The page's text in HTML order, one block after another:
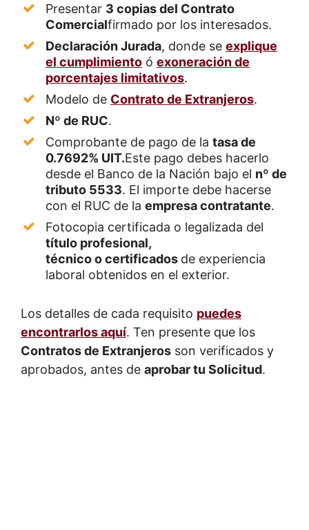
Presentar 3 copias del Contrato
Comercialfirmado por los interesados.
Declaración Jurada, donde se explique
el cumplimiento ó exoneración de
porcentajes limitativos.
Modelo de Contrato de Extranjeros.
Nº de RUC.
Comprobante de pago de la tasa de
0.7692% UIT.Este pago debes hacerlo
desde el Banco de la Nación bajo el nº de
tributo 5533. El importe debe hacerse
con el RUC de la empresa contratante.
Fotocopia certificada o legalizada del
título profesional,
técnico o certificados de experiencia
laboral obtenidos en el exterior.
Los detalles de cada requisito puedes
encontrarlos aquí. Ten presente que los
Contratos de Extranjeros son verificados y
aprobados, antes de aprobar tu Solicitud.